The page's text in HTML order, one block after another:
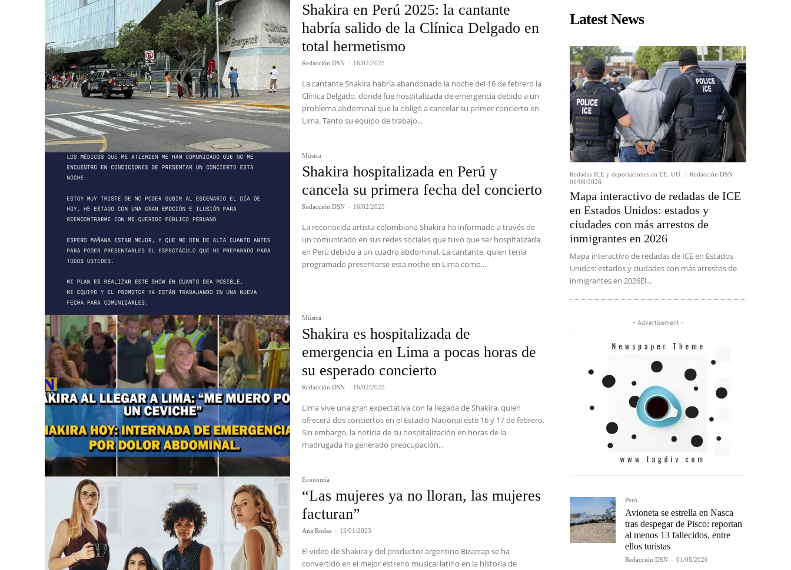
Shakira en Perú 2025: la cantante
habría salido de la Clínica Delgado en
total hermetismo
Redacción DSN - 16/02/2025
La cantante Shakira habría abandonado la noche del 16 de febrero la
Clínica Delgado, donde fue hospitalizada de emergencia debido a un
problema abdominal que la obligó a cancelar su primer concierto en
Lima. Tanto su equipo de trabajo...
Música
Shakira hospitalizada en Perú y
cancela su primera fecha del concierto
Redacción DSN - 16/02/2025
La reconocida artista colombiana Shakira ha informado a través de
un comunicado en sus redes sociales que tuvo que ser hospitalizada
en Perú debido a un cuadro abdominal. La cantante, quien tenía
programado presentarse esta noche en Lima como...
Música
Shakira es hospitalizada de
emergencia en Lima a pocas horas de
su esperado concierto
Redacción DSN - 16/02/2025
Lima vive una gran expectativa con la llegada de Shakira, quien
ofrecerá dos conciertos en el Estadio Nacional este 16 y 17 de febrero.
Sin embargo, la noticia de su hospitalización en horas de la
madrugada ha generado preocupación...
Economía
“Las mujeres ya no lloran, las mujeres
facturan”
Ana Rodas - 13/01/2023
El video de Shakira y del productor argentino Bizarrap se ha
convertido en el mejor estreno musical latino en la historia de
Latest News
Redadas ICE y deportaciones en EE. UU. Redacción DSN -
01/08/2026
Mapa interactivo de redadas de ICE
en Estados Unidos: estados y
ciudades con más arrestos de
inmigrantes en 2026
Mapa interactivo de redadas de ICE en Estados
Unidos: estados y ciudades con más arrestos de
inmigrantes en 2026El...
- Advertisement -
Perú
Avioneta se estrella en Nasca
tras despegar de Pisco: reportan
al menos 13 fallecidos, entre
ellos turistas
Redacción DSN - 01/08/2026